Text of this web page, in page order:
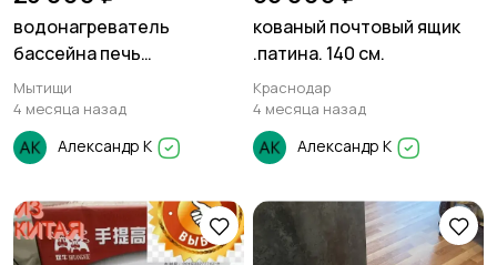
водонагреватель
бассейна печь
нержавейный
толстостенный змеевик
Мытищи
4 месяца назад
Александр К
кованый почтовый ящик
.патина. 140 см.
Краснодар
4 месяца назад
Александр К